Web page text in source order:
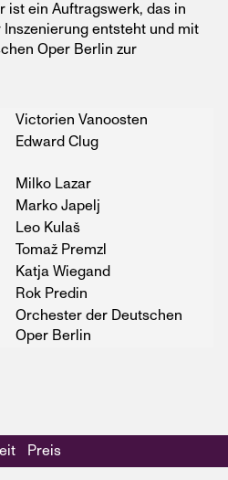
ist ein Auftragswerk, das in
entsteht und mit
Oper Berlin zur
Victorien Vanoosten
Edward Clug
Milko Lazar
Marko Japelj
Leo Kulaš
Tomaž Premzl
Katja Wiegand
Rok Predin
Orchester der Deutschen
Oper Berlin
Preis